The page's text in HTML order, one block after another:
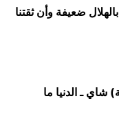
ضعيفة وأن ثقتنا
ـ الدنيا ما